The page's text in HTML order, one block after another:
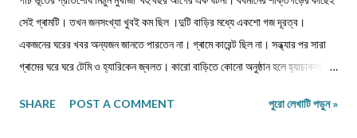
সেই গ্ৰামটি। তখন জনসংখ্যা খুবই কম ছিল ।দুটি বাড়ির মধ্যে একশো গজ দূরত্ব।
একজনের ঘরের খবর অন্যজন জানতে পারতেন না। গ্ৰামে কারেন্ট ছিল না। সন্ধ্যার পর সারা
গ্ৰামের ঘরে ঘরে টেমি ও হ্যারিকেন জ্বলত। কারো বাড়িতে কোনো অনুষ্ঠান হলে হ্যাচাকলাইট
পুড়াতে যেত। সঙ্গে যাওয়ার জন্য খুব বেশি লোক পাওয়া যেত না। ঐ গ্ৰাম থেকে বাজারের
SHARE POST A COMMENT পুরো লেখাটি পড়ুন »